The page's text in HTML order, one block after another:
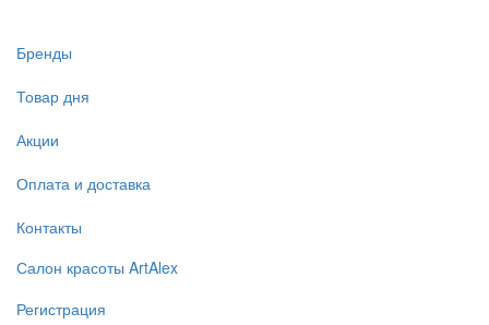
Бренды
Товар дня
Акции
Оплата и доставка
Контакты
Салон красоты ArtAlex
Регистрация